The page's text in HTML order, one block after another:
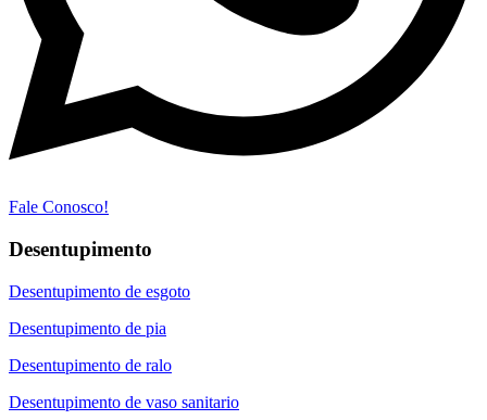
Fale Conosco!
Desentupimento
Desentupimento de esgoto
Desentupimento de pia
Desentupimento de ralo
Desentupimento de vaso sanitario